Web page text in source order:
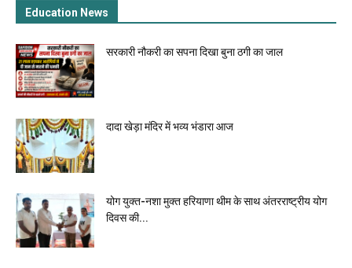
Education News
सरकारी नौकरी का सपना दिखा बुना ठगी का जाल
दादा खेड़ा मंदिर में भव्य भंडारा आज
योग युक्त-नशा मुक्त हरियाणा थीम के साथ अंतरराष्ट्रीय योग
दिवस की...